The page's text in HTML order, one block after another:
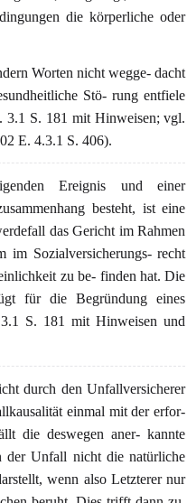
die körperliche oder
Worten nicht wegge- dacht
Stö- rung entfiele
S. 181 mit Hinweisen; vgl.
E. 4.3.1 S. 406).
Ereignis und einer
besteht, ist eine
das Gericht im Rahmen
im Sozialversicherungs- recht
zu be- finden hat. Die
für die Begründung eines
S. 181 mit Hinweisen und
durch den Unfallversicherer
einmal mit der erfor-
die deswegen aner- kannte
der Unfall nicht die natürliche
wenn also Letzterer nur